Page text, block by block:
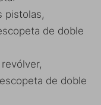
pistolas,
de doble
de doble